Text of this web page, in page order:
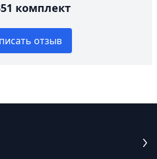
комплект
отзыв